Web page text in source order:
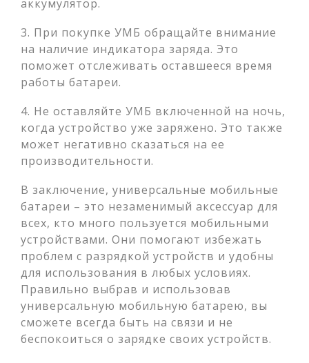
аккумулятор.
3. При покупке УМБ обращайте внимание
на наличие индикатора заряда. Это
поможет отслеживать оставшееся время
работы батареи.
4. Не оставляйте УМБ включенной на ночь,
когда устройство уже заряжено. Это также
может негативно сказаться на ее
производительности.
В заключение, универсальные мобильные
батареи – это незаменимый аксессуар для
всех, кто много пользуется мобильными
устройствами. Они помогают избежать
проблем с разрядкой устройств и удобны
для использования в любых условиях.
Правильно выбрав и использовав
универсальную мобильную батарею, вы
сможете всегда быть на связи и не
беспокоиться о зарядке своих устройств.